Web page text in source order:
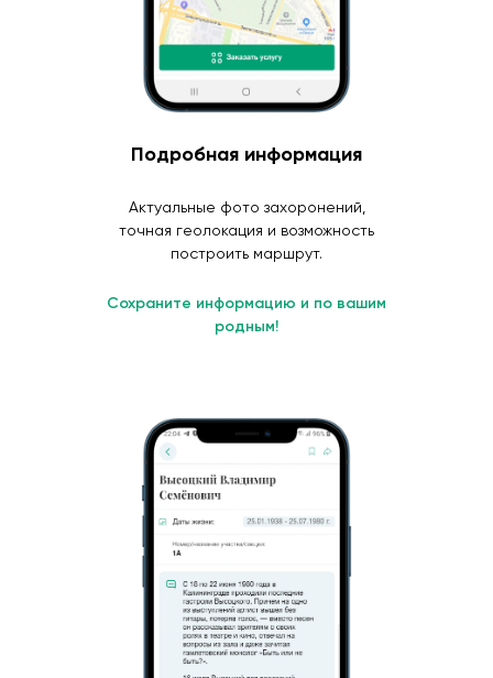
Подробная информация
Актуальные фото захоронений,
точная геолокация и возможность
построить маршрут.
Сохраните информацию и по вашим
родным!